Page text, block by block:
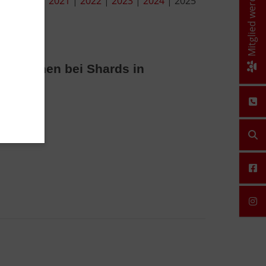
bei Shards in
Mitglied werden!